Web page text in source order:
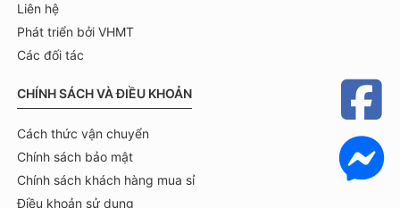
Liên hệ
Phát triển bởi VHMT
Các đối tác
CHÍNH SÁCH VÀ ĐIỀU KHOẢN
Cách thức vận chuyển
Chính sách bảo mật
Chính sách khách hàng mua sỉ
Điều khoản sử dụng